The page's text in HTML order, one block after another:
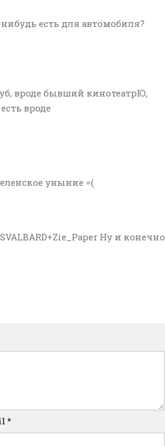
есть для автомобиля?
вроде бывший кинотеатрЮ,
вроде
уныние =(
Ну и конечно
*